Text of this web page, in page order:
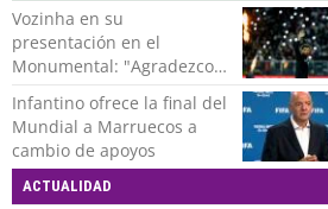
Vozinha en su
presentación en el
Monumental: "Agradezco
del fondo de mi corazón
por todo el cariño, el apoyo
del más grande de Chile"
Infantino ofrece la final del
Mundial a Marruecos a
cambio de apoyos
ACTUALIDAD